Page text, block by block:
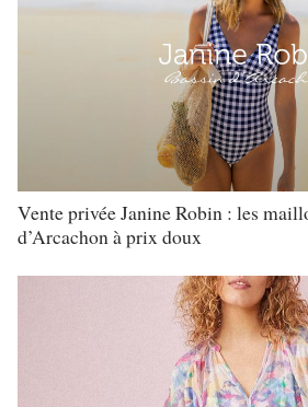
Vente privée Janine Robin : les
d’Arcachon à prix doux